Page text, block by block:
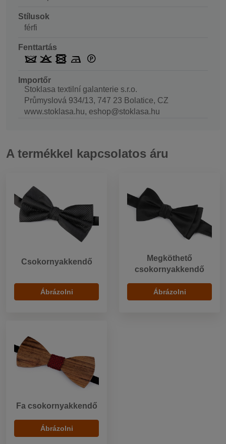
Stílusok
férfi
Fenttartás
Importőr
Stoklasa textilní galanterie s.r.o.
Průmyslová 934/13, 747 23 Bolatice, CZ
www.stoklasa.hu, eshop@stoklasa.hu
A termékkel kapcsolatos áru
Csokornyakkendő
Ábrázolni
Megköthető
csokornyakkendő
Ábrázolni
Fa csokornyakkendő
Ábrázolni